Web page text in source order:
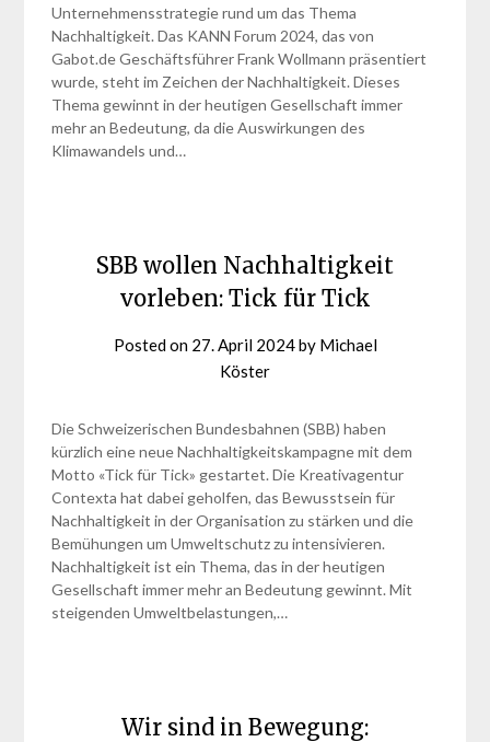
Unternehmensstrategie rund um das Thema
Nachhaltigkeit. Das KANN Forum 2024, das von
Gabot.de Geschäftsführer Frank Wollmann präsentiert
wurde, steht im Zeichen der Nachhaltigkeit. Dieses
Thema gewinnt in der heutigen Gesellschaft immer
mehr an Bedeutung, da die Auswirkungen des
Klimawandels und…
SBB wollen Nachhaltigkeit
vorleben: Tick für Tick
Posted on 27. April 2024by Michael
Köster
Die Schweizerischen Bundesbahnen (SBB) haben
kürzlich eine neue Nachhaltigkeitskampagne mit dem
Motto «Tick für Tick» gestartet. Die Kreativagentur
Contexta hat dabei geholfen, das Bewusstsein für
Nachhaltigkeit in der Organisation zu stärken und die
Bemühungen um Umweltschutz zu intensivieren.
Nachhaltigkeit ist ein Thema, das in der heutigen
Gesellschaft immer mehr an Bedeutung gewinnt. Mit
steigenden Umweltbelastungen,…
Wir sind in Bewegung: